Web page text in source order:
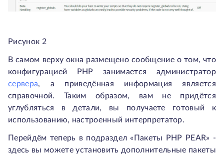
Рисунок 2
В самом верху окна размещено сообщение о том, что
конфигурацией РНР занимается администратор
сервера, а приведённая информация является
справочной. Таким образом, вам не придётся
углубляться в детали, вы получаете готовый к
использованию, настроенный интерпретатор.
Перейдём теперь в подраздел «Пакеты РНР PEAR» -
здесь вы можете установить дополнительные пакеты